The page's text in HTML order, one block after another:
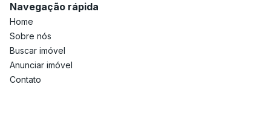
Navegação rápida
Home
Sobre nós
Buscar imóvel
Anunciar imóvel
Contato